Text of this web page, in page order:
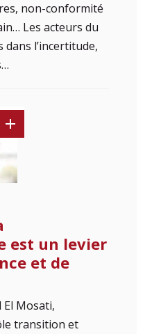
non-conformité
Les acteurs du
dans l’incertitude,
est un levier
et de
El Mosati,
transition et